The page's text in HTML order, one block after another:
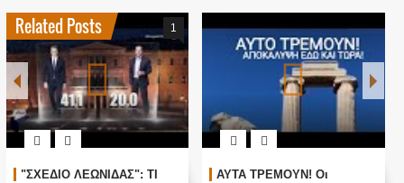
Related Posts 1
"ΣΧΕΔΙΟ ΛΕΩΝΙΔΑΣ": ΤΙ
ΑΥΤΑ ΤΡΕΜΟΥΝ! Οι